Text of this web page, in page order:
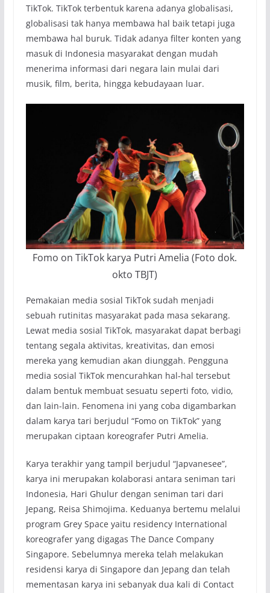
TikTok. TikTok terbentuk karena adanya globalisasi,
globalisasi tak hanya membawa hal baik tetapi juga
membawa hal buruk. Tidak adanya filter konten yang
masuk di Indonesia masyarakat dengan mudah
menerima informasi dari negara lain mulai dari
musik, film, berita, hingga kebudayaan luar.
Fomo on TikTok karya Putri Amelia (Foto dok.
okto TBJT)
Pemakaian media sosial TikTok sudah menjadi
sebuah rutinitas masyarakat pada masa sekarang.
Lewat media sosial TikTok, masyarakat dapat berbagi
tentang segala aktivitas, kreativitas, dan emosi
mereka yang kemudian akan diunggah. Pengguna
media sosial TikTok mencurahkan hal-hal tersebut
dalam bentuk membuat sesuatu seperti foto, vidio,
dan lain-lain. Fenomena ini yang coba digambarkan
dalam karya tari berjudul “Fomo on TikTok” yang
merupakan ciptaan koreografer Putri Amelia.
Karya terakhir yang tampil berjudul “Japvanesee”,
karya ini merupakan kolaborasi antara seniman tari
Indonesia, Hari Ghulur dengan seniman tari dari
Jepang, Reisa Shimojima. Keduanya bertemu melalui
program Grey Space yaitu residency International
koreografer yang digagas The Dance Company
Singapore. Sebelumnya mereka telah melakukan
residensi karya di Singapore dan Jepang dan telah
mementasan karya ini sebanyak dua kali di Contact